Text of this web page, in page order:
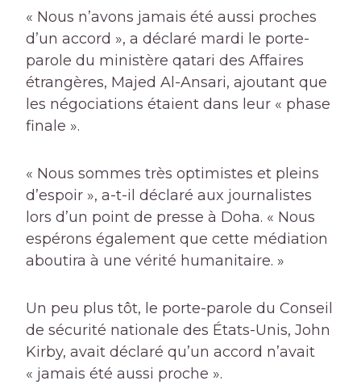
« Nous n’avons jamais été aussi proches
d’un accord », a déclaré mardi le porte-
parole du ministère qatari des Affaires
étrangères, Majed Al-Ansari, ajoutant que
les négociations étaient dans leur « phase
finale ».
« Nous sommes très optimistes et pleins
d’espoir », a-t-il déclaré aux journalistes
lors d’un point de presse à Doha. « Nous
espérons également que cette médiation
aboutira à une vérité humanitaire. »
Un peu plus tôt, le porte-parole du Conseil
de sécurité nationale des États-Unis, John
Kirby, avait déclaré qu’un accord n’avait
« jamais été aussi proche ».